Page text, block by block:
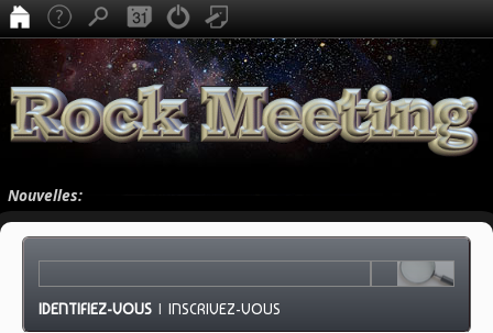
Nouvelles:
IDENTIFIEZ-VOUS |INSCRIVEZ-VOUS